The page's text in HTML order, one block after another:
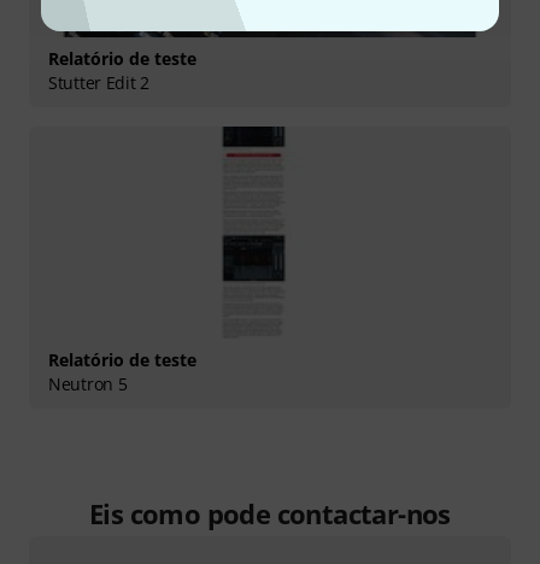
Relatório de teste
Stutter Edit 2
Relatório de teste
Neutron 5
Eis como pode contactar-nos